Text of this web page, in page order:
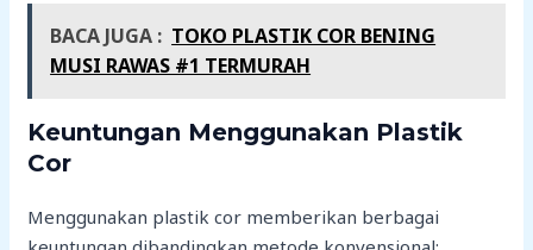
BACA JUGA : TOKO PLASTIK COR BENING
MUSI RAWAS #1 TERMURAH
Keuntungan Menggunakan Plastik
Cor
Menggunakan plastik cor memberikan berbagai